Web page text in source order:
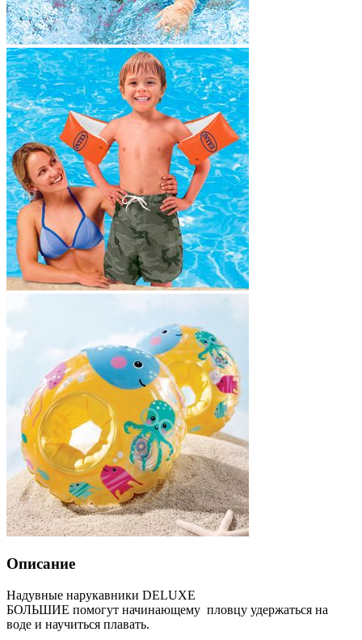
Описание
Надувные нарукавники DELUXE
БОЛЬШИЕ помогут начинающему пловцу удержаться на
воде и научиться плавать.